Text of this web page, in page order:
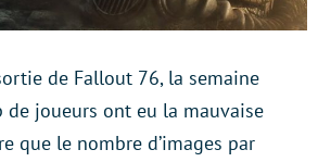
de Fallout 76, la semaine
de joueurs ont eu la mauvaise
que le nombre d’images par